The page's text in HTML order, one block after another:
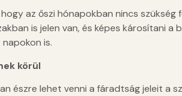
az őszi hónapokban nincs szükség
is jelen van, és képes károsítani
is.
körül
észre lehet venni a fáradtság jeleit a